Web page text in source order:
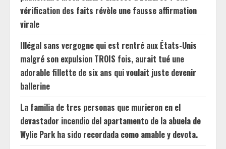
vérification des faits révèle une fausse affirmation
virale
Illégal sans vergogne qui est rentré aux États-Unis
malgré son expulsion TROIS fois, aurait tué une
adorable fillette de six ans qui voulait juste devenir
ballerine
La familia de tres personas que murieron en el
devastador incendio del apartamento de la abuela de
Wylie Park ha sido recordada como amable y devota.